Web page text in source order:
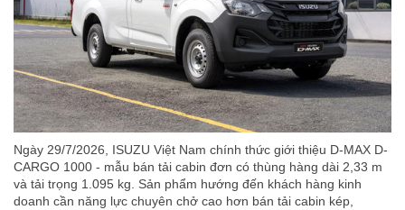
Ngày 29/7/2026, ISUZU Việt Nam chính thức giới thiệu D-MAX D-
CARGO 1000 - mẫu bán tải cabin đơn có thùng hàng dài 2,33 m
và tải trọng 1.095 kg. Sản phẩm hướng đến khách hàng kinh
doanh cần năng lực chuyên chở cao hơn bán tải cabin kép,